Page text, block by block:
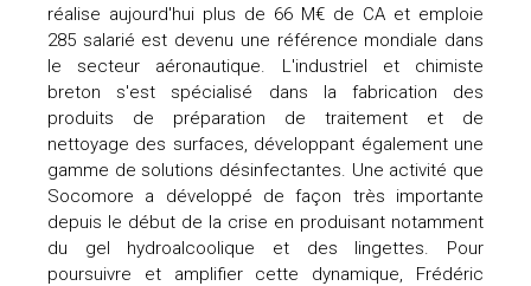
réalise aujourd'hui plus de 66 M€ de CA et emploie
285 salarié est devenu une référence mondiale dans
le secteur aéronautique. L'industriel et chimiste
breton s'est spécialisé dans la fabrication des
produits de préparation de traitement et de
nettoyage des surfaces, développant également une
gamme de solutions désinfectantes. Une activité que
Socomore a développé de façon très importante
depuis le début de la crise en produisant notamment
du gel hydroalcoolique et des lingettes. Pour
poursuivre et amplifier cette dynamique, Frédéric